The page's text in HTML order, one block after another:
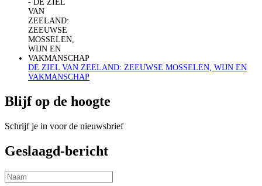
DE ZIEL VAN ZEELAND: ZEEUWSE MOSSELEN, WIJN EN
VAKMANSCHAP
Blijf op de hoogte
Schrijf je in voor de nieuwsbrief
Geslaagd-bericht